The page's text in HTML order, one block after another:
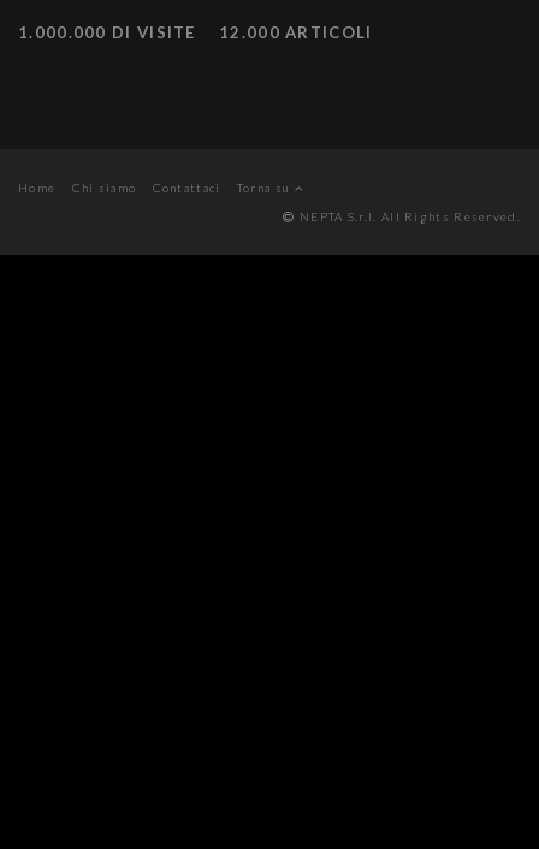
1.000.000 DI VISITE 12.000 ARTICOLI
Home Chi siamo Contattaci
Torna su
NEPTA S.r.l. All Rights Reserved.